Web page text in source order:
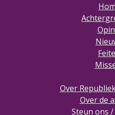
Over
Over de
Steun ons